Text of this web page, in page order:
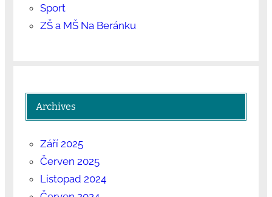
Sport
ZŠ a MŠ Na Beránku
Archives
Září 2025
Červen 2025
Listopad 2024